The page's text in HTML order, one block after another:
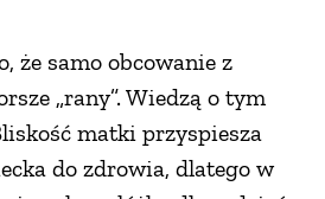
że samo obcowanie z
„rany”. Wiedzą o tym
matki przyspiesza
do zdrowia, dlatego w